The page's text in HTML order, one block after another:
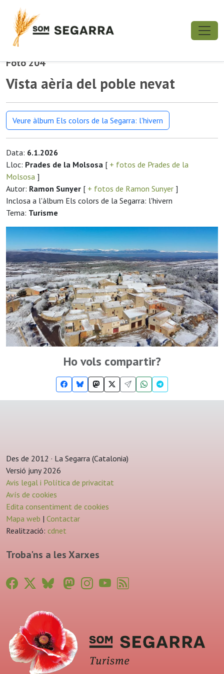
Foto 204
Vista aèria del poble nevat
Veure àlbum Els colors de la Segarra: l'hivern
Data: 6.1.2026
Lloc: Prades de la Molsosa [ + fotos de Prades de la
Molsosa ]
Autor: Ramon Sunyer [ + fotos de Ramon Sunyer ]
Inclosa a l'àlbum Els colors de la Segarra: l'hivern
Tema: Turisme
Ho vols compartir?
Des de 2012 · La Segarra (Catalonia)
Versió juny 2026
Avis legal i Política de privacitat
Avís de cookies
Edita consentiment de cookies
Mapa web | Contactar
Realització: cdnet
Troba'ns a les Xarxes